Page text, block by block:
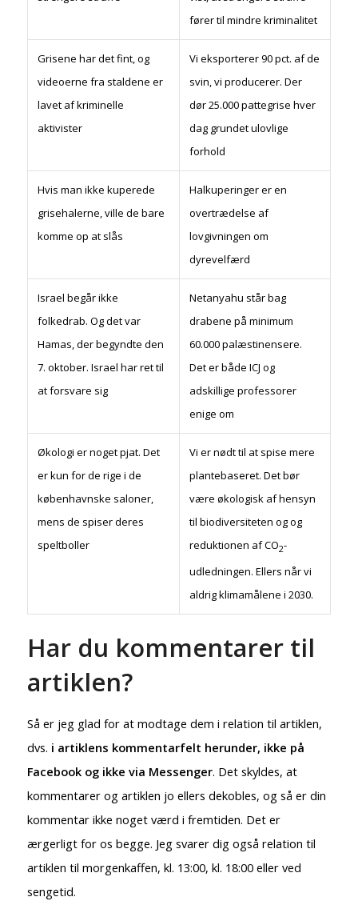
fører til mindre kriminalitet
Grisene har det fint, og
videoerne fra staldene er
lavet af kriminelle
aktivister
Vi eksporterer 90 pct. af de
svin, vi producerer. Der
dør 25.000 pattegrise hver
dag grundet ulovlige
forhold
Hvis man ikke kuperede
grisehalerne, ville de bare
komme op at slås
Halkuperinger er en
overtrædelse af
lovgivningen om
dyrevelfærd
Israel begår ikke
folkedrab. Og det var
Hamas, der begyndte den
7. oktober. Israel har ret til
at forsvare sig
Netanyahu står bag
drabene på minimum
60.000 palæstinensere.
Det er både ICJ og
adskillige professorer
enige om
Økologi er noget pjat. Det
er kun for de rige i de
københavnske saloner,
mens de spiser deres
speltboller
Vi er nødt til at spise mere
plantebaseret. Det bør
være økologisk af hensyn
til biodiversiteten og og
reduktionen af CO2-
udledningen. Ellers når vi
aldrig klimamålene i 2030.
Har du kommentarer til
artiklen?
Så er jeg glad for at modtage dem i relation til artiklen,
dvs. i artiklens kommentarfelt herunder, ikke på
Facebook og ikke via Messenger. Det skyldes, at
kommentarer og artiklen jo ellers dekobles, og så er din
kommentar ikke noget værd i fremtiden. Det er
ærgerligt for os begge. Jeg svarer dig også relation til
artiklen til morgenkaffen, kl. 13:00, kl. 18:00 eller ved
sengetid.